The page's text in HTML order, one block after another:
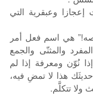
وعبقرية التي
هي اسم فعل أمر
والمثنّى والجمع
نُوّن ومعرفة إذا لم
هذا لا تمضِ فيه،
ولا تتكلَّم.